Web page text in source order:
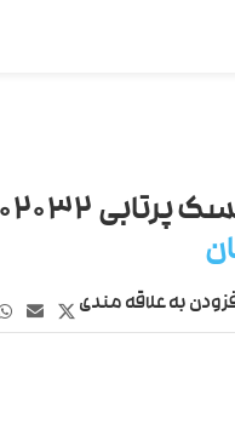
۱۰۲۰۳۲
به علاقه مندی